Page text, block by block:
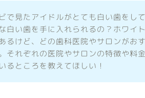
で見たアイドルがとても白い歯をし
白い歯を手に入れられるの？ホワイ
るけど、どの歯科医院やサロンがお
それぞれの医院やサロンの特徴や料
るところを教えてほしい！